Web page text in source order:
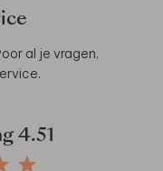
al je vragen,
.
4.51